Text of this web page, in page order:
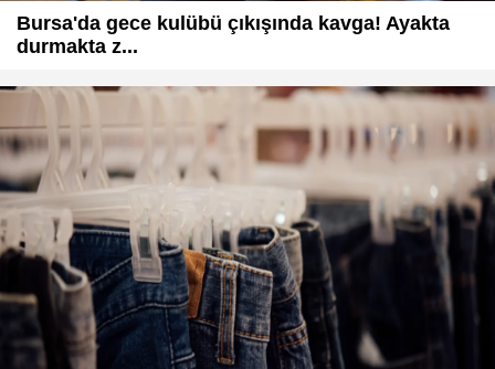
Bursa'da gece kulübü çıkışında kavga! Ayakta
durmakta z...